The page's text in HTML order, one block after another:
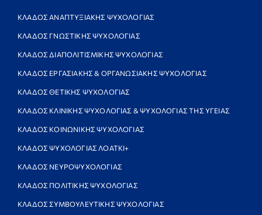
ΚΛΑΔΟΣ ΑΝΑΠΤΥΞΙΑΚΗΣ ΨΥΧΟΛΟΓΙΑΣ
ΚΛΑΔΟΣ ΓΝΩΣΤΙΚΗΣ ΨΥΧΟΛΟΓΙΑΣ
ΚΛΑΔΟΣ ΔΙΑΠΟΛΙΤΙΣΜΙΚΗΣ ΨΥΧΟΛΟΓΙΑΣ
ΚΛΑΔΟΣ ΕΡΓΑΣΙΑΚΗΣ & ΟΡΓΑΝΩΣΙΑΚΗΣ ΨΥΧΟΛΟΓΙΑΣ
ΚΛΑΔΟΣ ΘΕΤΙΚΗΣ ΨΥΧΟΛΟΓΙΑΣ
ΚΛΑΔΟΣ ΚΛΙΝΙΚΗΣ ΨΥΧΟΛΟΓΙΑΣ & ΨΥΧΟΛΟΓΙΑΣ ΤΗΣ ΥΓΕΙΑΣ
ΚΛΑΔΟΣ ΚΟΙΝΩΝΙΚΗΣ ΨΥΧΟΛΟΓΙΑΣ
ΚΛΑΔΟΣ ΨΥΧΟΛΟΓΙΑΣ ΛΟΑΤΚΙ+
ΚΛΑΔΟΣ ΝΕΥΡΟΨΥΧΟΛΟΓΙΑΣ
ΚΛΑΔΟΣ ΠΟΛΙΤΙΚΗΣ ΨΥΧΟΛΟΓΙΑΣ
ΚΛΑΔΟΣ ΣΥΜΒΟΥΛΕΥΤΙΚΗΣ ΨΥΧΟΛΟΓΙΑΣ